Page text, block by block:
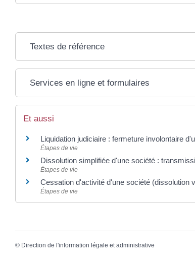
Textes de référence
Services en ligne et formulaires
Et aussi
Liquidation judiciaire : fermeture involontaire
Étapes de vie
Dissolution simplifiée d'une société :
Étapes de vie
Cessation d'activité d'une société (dissolution
Étapes de vie
© Direction de l'information légale et administrative